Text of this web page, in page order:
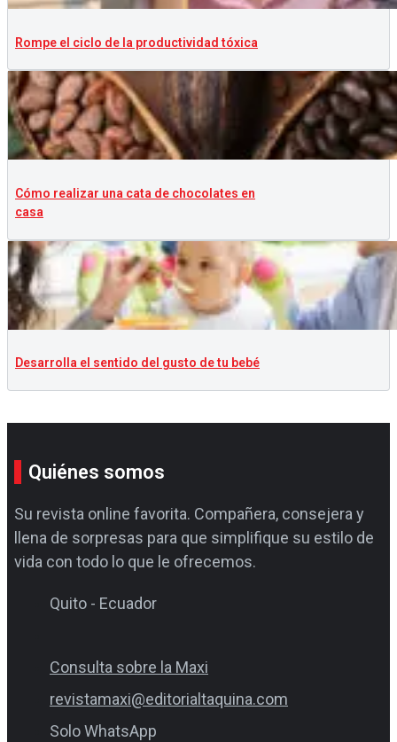
Rompe el ciclo de la productividad tóxica
Cómo realizar una cata de chocolates en
casa
Desarrolla el sentido del gusto de tu bebé
Quiénes somos
Su revista online favorita. Compañera, consejera y
llena de sorpresas para que simplifique su estilo de
vida con todo lo que le ofrecemos.
Quito - Ecuador
Consulta sobre la Maxi
revistamaxi@editorialtaquina.com
Solo WhatsApp